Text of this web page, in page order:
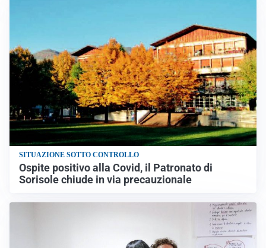
SITUAZIONE SOTTO CONTROLLO
Ospite positivo alla Covid, il Patronato di
Sorisole chiude in via precauzionale